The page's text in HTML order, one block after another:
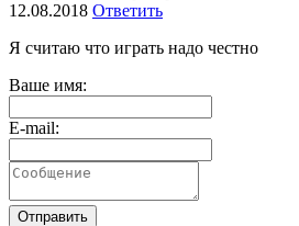
12.08.2018 Ответить
Я считаю что играть надо честно
Ваше имя:
E-mail:
Отправить